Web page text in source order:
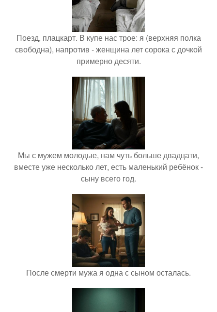
Поезд, плацкарт. В купе нас трое: я (верхняя полка
свободна), напротив - женщина лет сорока с дочкой
примерно десяти.
Мы с мужем молодые, нам чуть больше двадцати,
вместе уже несколько лет, есть маленький ребёнок -
сыну всего год.
После смерти мужа я одна с сыном осталась.